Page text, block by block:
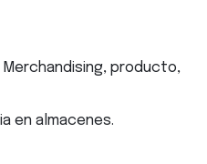
producto,
en almacenes.